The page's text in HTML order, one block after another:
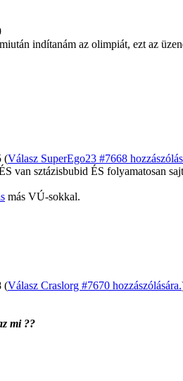
indítanám az olimpiát, ezt az
(Válasz SuperEgo23 #7668
van sztázisbubid ÉS folyamatosan
más VÚ-sokkal.
(Válasz Craslorg #7670 hozzászólására.
mi ??